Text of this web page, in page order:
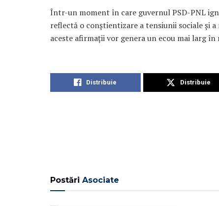
Într-un moment în care guvernul PSD-PNL
reflectă o conștientizare a tensiunii sociale și
aceste afirmații vor genera un ecou mai larg
Distribuie Distribuie
Postări Asociate